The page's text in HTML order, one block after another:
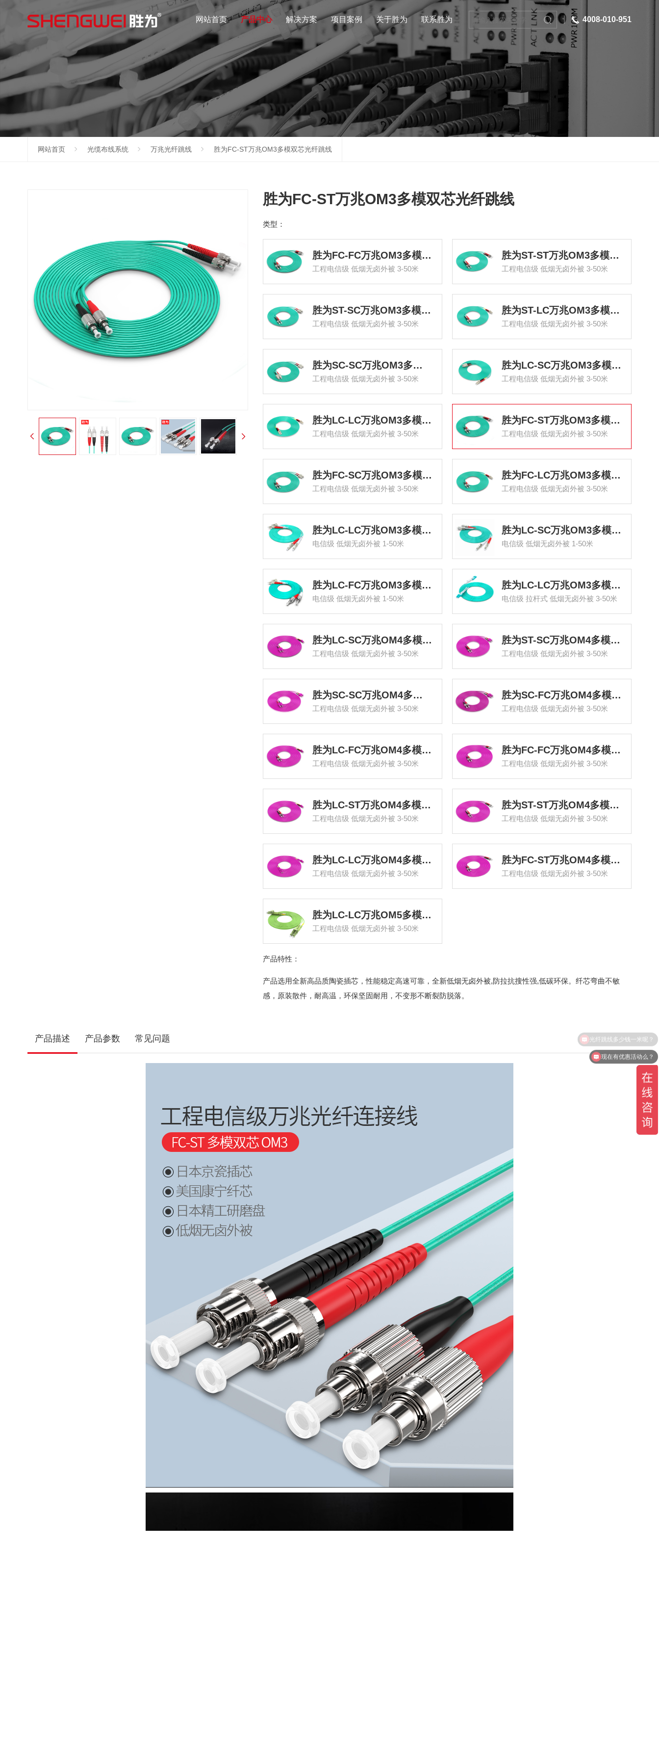
网站首页 产品中心 解决方案 项目案例 关于胜为 联系胜为 4008-010-951
网站首页 光缆布线系统 万兆光纤跳线 胜为FC-ST万兆OM3多模双芯光纤跳线
胜为FC-ST万兆OM3多模双芯光纤跳线
类型：
胜为FC-FC万兆OM3多模双芯光纤跳线
工程电信级 低烟无卤外被 3-50米
胜为ST-ST万兆OM3多模双芯光纤跳线
工程电信级 低烟无卤外被 3-50米
胜为ST-SC万兆OM3多模双芯光纤跳线
工程电信级 低烟无卤外被 3-50米
胜为ST-LC万兆OM3多模双芯光纤跳线
工程电信级 低烟无卤外被 3-50米
胜为SC-SC万兆OM3多模双芯光纤跳线
工程电信级 低烟无卤外被 3-50米
胜为LC-SC万兆OM3多模双芯光纤跳线
工程电信级 低烟无卤外被 3-50米
胜为LC-LC万兆OM3多模双芯光纤跳线
工程电信级 低烟无卤外被 3-50米
胜为FC-ST万兆OM3多模双芯光纤跳线
工程电信级 低烟无卤外被 3-50米
胜为FC-SC万兆OM3多模双芯光纤跳线
工程电信级 低烟无卤外被 3-50米
胜为FC-LC万兆OM3多模双芯光纤跳线
工程电信级 低烟无卤外被 3-50米
胜为LC-LC万兆OM3多模双芯光纤跳线
电信级 低烟无卤外被 1-50米
胜为LC-SC万兆OM3多模双芯光纤跳线
电信级 低烟无卤外被 1-50米
胜为LC-FC万兆OM3多模双芯光纤跳线
电信级 低烟无卤外被 1-50米
胜为LC-LC万兆OM3多模双芯光纤跳线
电信级 拉杆式 低烟无卤外被 3-50米
胜为LC-SC万兆OM4多模双芯光纤跳线
工程电信级 低烟无卤外被 3-50米
胜为ST-SC万兆OM4多模双芯光纤跳线
工程电信级 低烟无卤外被 3-50米
胜为SC-SC万兆OM4多模双芯光纤跳线
工程电信级 低烟无卤外被 3-50米
胜为SC-FC万兆OM4多模双芯光纤跳线
工程电信级 低烟无卤外被 3-50米
胜为LC-FC万兆OM4多模双芯光纤跳线
工程电信级 低烟无卤外被 3-50米
胜为FC-FC万兆OM4多模双芯光纤跳线
工程电信级 低烟无卤外被 3-50米
胜为LC-ST万兆OM4多模双芯光纤跳线
工程电信级 低烟无卤外被 3-50米
胜为ST-ST万兆OM4多模双芯光纤跳线
工程电信级 低烟无卤外被 3-50米
胜为LC-LC万兆OM4多模双芯光纤跳线
工程电信级 低烟无卤外被 3-50米
胜为FC-ST万兆OM4多模双芯光纤跳线
工程电信级 低烟无卤外被 3-50米
胜为LC-LC万兆OM5多模双芯光纤跳线
工程电信级 低烟无卤外被 3-50米
产品特性：
产品选用全新高品质陶瓷插芯，性能稳定高速可靠，全新低烟无卤外被,防拉抗搜性强,低碳环保。纤芯弯曲不敏
感，原装散件，耐高温，环保坚固耐用，不变形不断裂防脱落。
产品描述 产品参数 常见问题
现在有优惠活动么？